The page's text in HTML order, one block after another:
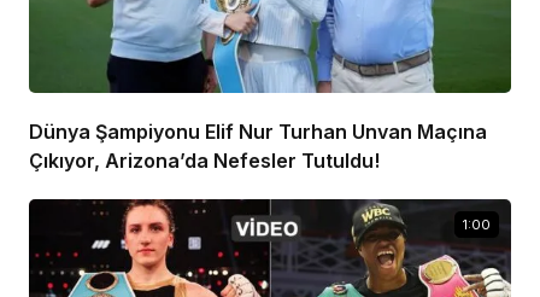
Dünya Şampiyonu Elif Nur Turhan Unvan Maçına
Çıkıyor, Arizona’da Nefesler Tutuldu!
1:00